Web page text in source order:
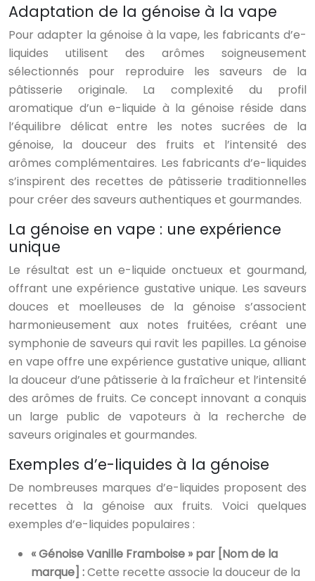
Adaptation de la génoise à la vape
Pour adapter la génoise à la vape, les fabricants d’e-
liquides utilisent des arômes soigneusement
sélectionnés pour reproduire les saveurs de la
pâtisserie originale. La complexité du profil
aromatique d’un e-liquide à la génoise réside dans
l’équilibre délicat entre les notes sucrées de la
génoise, la douceur des fruits et l’intensité des
arômes complémentaires. Les fabricants d’e-liquides
s’inspirent des recettes de pâtisserie traditionnelles
pour créer des saveurs authentiques et gourmandes.
La génoise en vape : une expérience
unique
Le résultat est un e-liquide onctueux et gourmand,
offrant une expérience gustative unique. Les saveurs
douces et moelleuses de la génoise s’associent
harmonieusement aux notes fruitées, créant une
symphonie de saveurs qui ravit les papilles. La génoise
en vape offre une expérience gustative unique, alliant
la douceur d’une pâtisserie à la fraîcheur et l’intensité
des arômes de fruits. Ce concept innovant a conquis
un large public de vapoteurs à la recherche de
saveurs originales et gourmandes.
Exemples d’e-liquides à la génoise
De nombreuses marques d’e-liquides proposent des
recettes à la génoise aux fruits. Voici quelques
exemples d’e-liquides populaires :
« Génoise Vanille Framboise » par [Nom de la
marque] :Cette recette associe la douceur de la